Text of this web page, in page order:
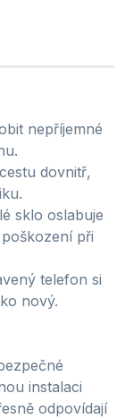
nepříjemné
dovnitř,
sklo oslabuje
při
telefon si
nový.
instalaci
odpovídají